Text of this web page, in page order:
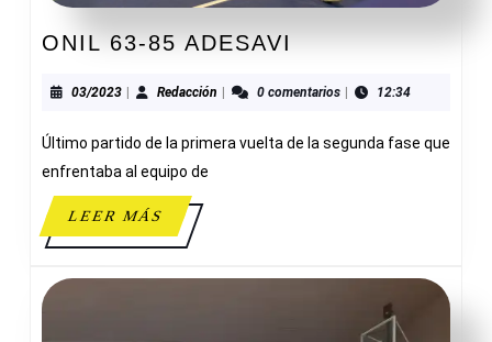
ONIL 63-85 ADESAVI
85
03/202303/2023Redacción Redacción0 comentarios 12:34
Último partido de la primera vuelta de la segunda fase que
enfrentaba al equipo de
LEER MÁSLEER
MÁS